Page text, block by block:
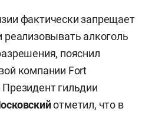
фактически запрещает
реализовывать алкоголь
пояснил
компании Fort
Президент гильдии
отметил, что в